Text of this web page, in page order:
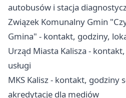
autobusów i stacja
Związek Komunalny Gmin
Gmina" - kontakt, godziny,
Urząd Miasta Kalisza -
usługi
MKS Kalisz - kontakt, godziny
akredytacje dla mediów